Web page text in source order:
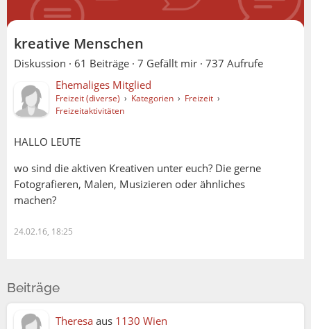
kreative Menschen
Diskussion · 61 Beiträge · 7 Gefällt mir · 737 Aufrufe
Ehemaliges Mitglied
Freizeit (diverse) › Kategorien › Freizeit ›
Freizeitaktivitäten
HALLO LEUTE
wo sind die aktiven Kreativen unter euch? Die gerne
Fotografieren, Malen, Musizieren oder ähnliches
machen?
24.02.16, 18:25
Beiträge
Theresa aus 1130 Wien